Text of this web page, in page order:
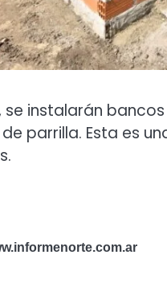
se instalarán
parrilla. Esta es